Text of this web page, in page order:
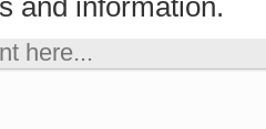
and information.